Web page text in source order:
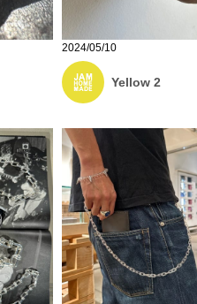
2024/05/10
Yellow 2